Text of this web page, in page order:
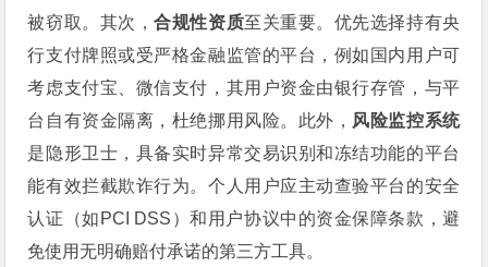
被窃取。其次，合规性资质至关重要。优先选择持有央
行支付牌照或受严格金融监管的平台，例如国内用户可
考虑支付宝、微信支付，其用户资金由银行存管，与平
台自有资金隔离，杜绝挪用风险。此外， 风险监控系统
是隐形卫士，具备实时异常交易识别和冻结功能的平台
能有效拦截欺诈行为。个人用户应主动查验平台的安全
认证（如PCI DSS）和用户协议中的资金保障条款，避
免使用无明确赔付承诺的第三方工具。